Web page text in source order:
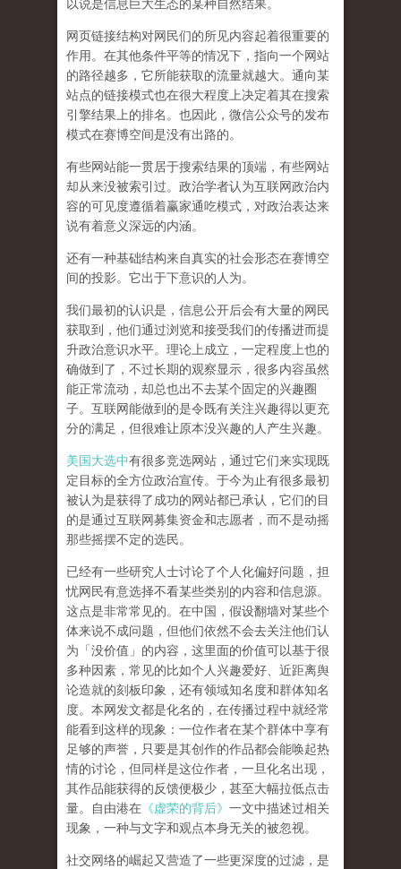
以说是信息巨大生态的某种自然结果。
网页链接结构对网民们的所见内容起着很重要的
作用。在其他条件平等的情况下，指向一个网站
的路径越多，它所能获取的流量就越大。通向某
站点的链接模式也在很大程度上决定着其在搜索
引擎结果上的排名。也因此， 微信公众号的发布
模式在赛博空间是没有出路的。
有些网站能一贯居于搜索结果的顶端，有些网站
却从来没被索引过。政治学者认为互联网政治内
容的可见度遵循着赢家通吃模式，对政治表达来
说有着意义深远的内涵。
还有一种基础结构来自真实的社会形态在赛博空
间的投影。它出于下意识的人为。
我们最初的认识是，信息公开后会有大量的网民
获取到，他们通过浏览和接受我们的传播进而提
升政治意识水平。理论上成立，一定程度上也的
确做到了，不过长期的观察显示，很多内容虽然
能正常流动，却总也出不去某个固定的兴趣圈
子。互联网能做到的是令既有关注兴趣得以更充
分的满足，但很难让原本没兴趣的人产生兴趣。
美国大选中有很多竞选网站，通过它们来实现既
定目标的全方位政治宣传。于今为止有很多最初
被认为是获得了成功的网站都已承认，它们的目
的是通过互联网募集资金和志愿者，而不是动摇
那些摇摆不定的选民。
已经有一些研究人士讨论了个人化偏好问题 ，担
忧网民有意选择不看某些类别的内容和信息源。
这点是非常常见的。在中国，假设翻墙对某些个
体来说不成问题，但他们依然不会去关注他们认
为「没价值」的内容，这里面的价值可以基于很
多种因素，常见的比如个人兴趣爱好、近距离舆
论造就的刻板印象，还有领域知名度和群体知名
度。本网发文都是化名的，在传播过程中就经常
能看到这样的现象：一位作者在某个群体中享有
足够的声誉，只要是其创作的作品都会能唤起热
情的讨论，但同样是这位作者，一旦化名出现，
其作品能获得的反馈便极少，甚至大幅拉低点击
量。自由港在 《虚荣的背后》 一文中描述过相关
现象，一种与文字和观点本身无关的被忽视。
社交网络的崛起又营造了一些更深度的过滤，是